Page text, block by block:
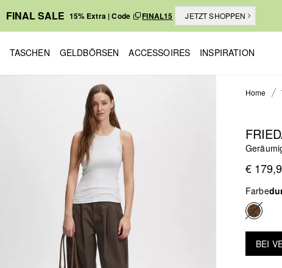
FINAL SALE 15% Extra | Code FINAL15 JETZT SHOPPEN
TASCHEN GELDBÖRSEN ACCESSOIRES INSPIRATION
Home
€
Farbe
BEI